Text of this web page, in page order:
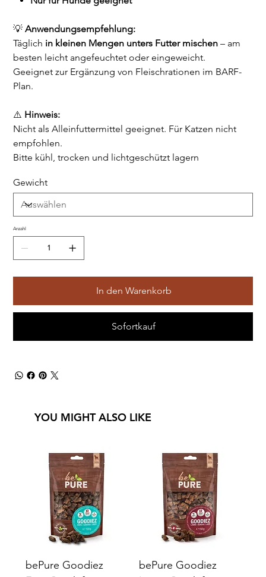
💡Anwendungsempfehlung:
Täglich in kleinen Mengen unters Futter mischen – am
besten leicht angefeuchtet oder eingeweicht.
Geeignet zur Ergänzung von Fleischrationen im BARF-
Plan.
⚠️ Hinweis:
Nicht als Alleinfuttermittel geeignet. Für Katzen nicht
empfohlen.
Bitte kühl, trocken und lichtgeschützt lagern
Gewicht
Anzahl
In den Warenkorb
Sofortkauf
YOU MIGHT ALSO LIKE
bePure Goodiez
bePure Goodiez